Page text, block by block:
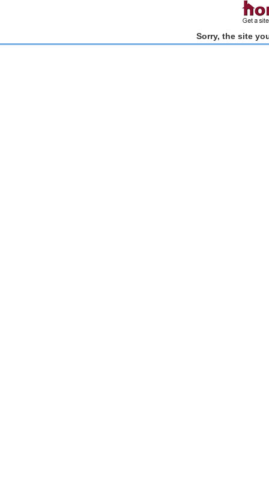
Sorry, the site